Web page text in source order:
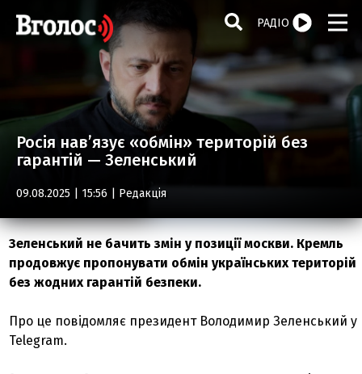
РАДІО
Росія нав’язує «обмін» територій без
гарантій — Зеленський
09.08.2025 | 15:56 | Редакція
Зеленський не бачить змін у позиції москви. Кремль
продовжує пропонувати обмін українських територій
без жодних гарантій безпеки.
Про це повідомляє президент Володимир Зеленський у
Telegram.